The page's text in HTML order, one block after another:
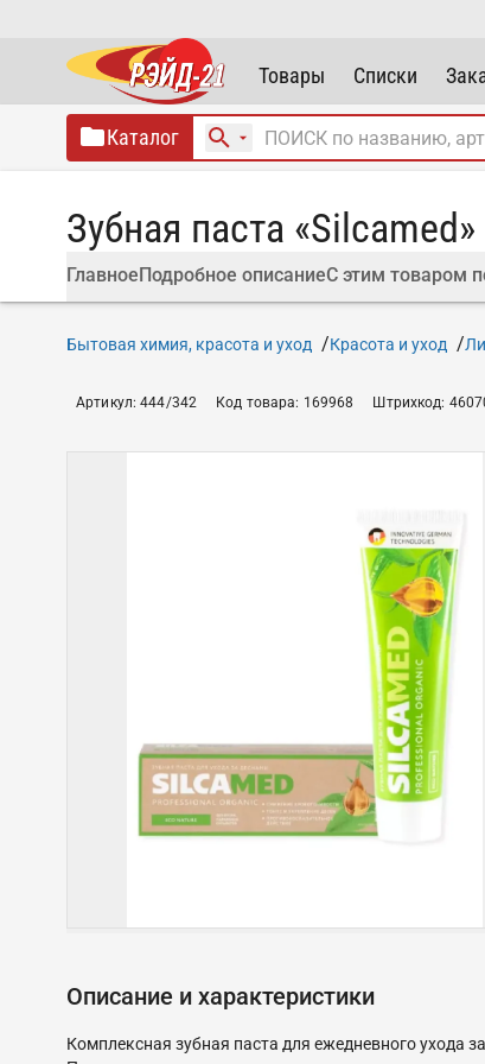
Товары Списки
Каталог
Зубная паста
ГлавноеПодробное описаниеС этим товаром
Бытовая химия, красота и уход Красота и уход
Артикул:444/342 Код товара: 169968 Штрихкод:
Описание и характеристики
Комплексная зубная паста для ежедневного ухода